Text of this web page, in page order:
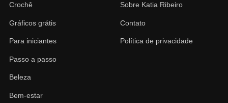
Crochê
Gráficos grátis
Para iniciantes
Passo a passo
Beleza
Bem-estar
Sobre Katia Ribeiro
Contato
Política de privacidade